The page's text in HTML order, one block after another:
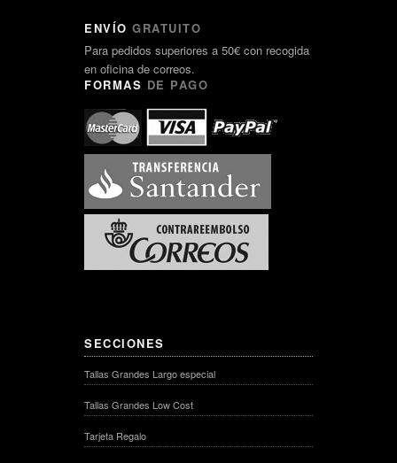
ENVÍO GRATUITO
Para pedidos superiores a 50€ con recogida
en oficina de correos.
FORMAS DE PAGO
SECCIONES
Tallas Grandes Largo especial
Tallas Grandes Low Cost
Tarjeta Regalo